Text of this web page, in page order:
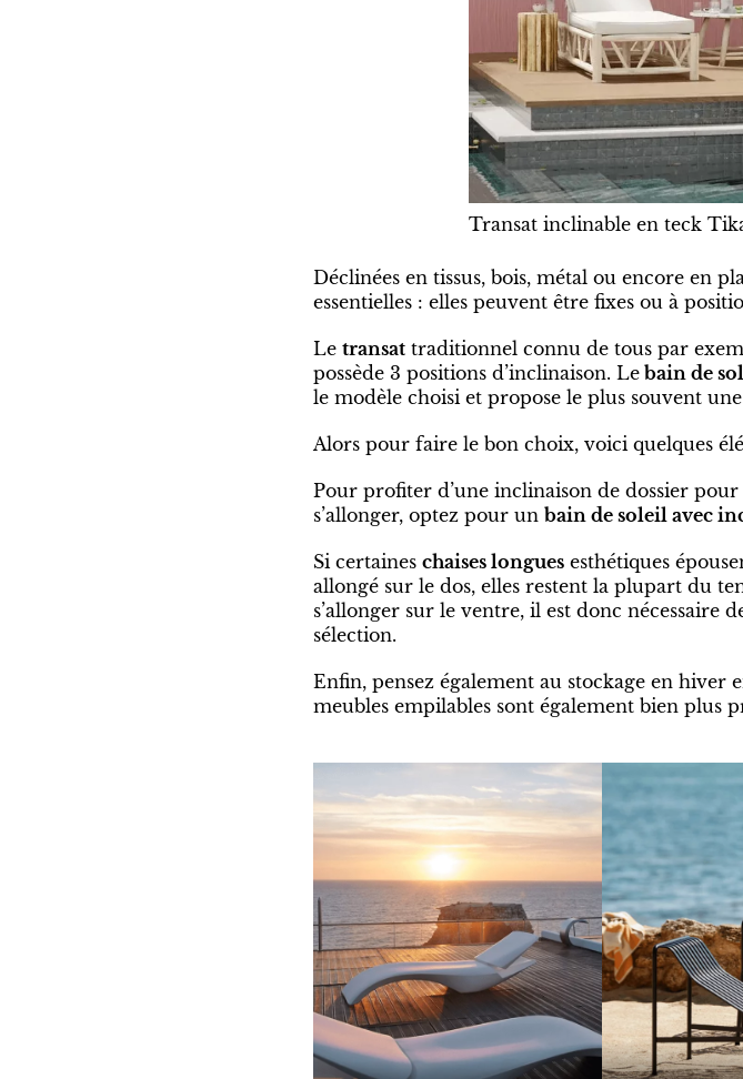
Transat inclinable en teck
Déclinées en tissus, bois, métal ou encore en
essentielles : elles peuvent être fixes ou à
Le transat traditionnel connu de tous par
possède 3 positions d’inclinaison. Le bain de
le modèle choisi et propose le plus souvent
Alors pour faire le bon choix, voici quelques
Pour profiter d’une inclinaison de dossier
s’allonger, optez pour un bain de soleil avec
Si certaines chaises longues esthétiques
allongé sur le dos, elles restent la plupart du
s’allonger sur le ventre, il est donc
sélection.
Enfin, pensez également au stockage en hiver
meubles empilables sont également bien plus